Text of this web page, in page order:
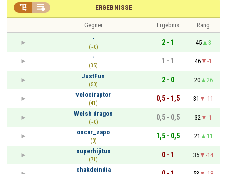
ERGEBNISSE
 
Gegner Ergebnis
Rang
-
(~0)
2 - 1 45
3
-
(35)
1 - 1 46
-1
JustFun
(50)
2 - 0 20
26
velociraptor
(41)
0,5 - 1,5 31
-11
Welsh dragon
(~0)
0,5 - 0,5 32
-1
oscar_zapo
(0)
1,5 - 0,5 21
11
superhijitus
(71)
0 - 1 35
-14
chakdeindia